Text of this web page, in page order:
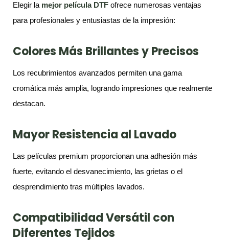
Elegir la mejor película DTF ofrece numerosas ventajas
para profesionales y entusiastas de la impresión:
Colores Más Brillantes y Precisos
Los recubrimientos avanzados permiten una gama
cromática más amplia, logrando impresiones que realmente
destacan.
Mayor Resistencia al Lavado
Las películas premium proporcionan una adhesión más
fuerte, evitando el desvanecimiento, las grietas o el
desprendimiento tras múltiples lavados.
Compatibilidad Versátil con
Diferentes Tejidos